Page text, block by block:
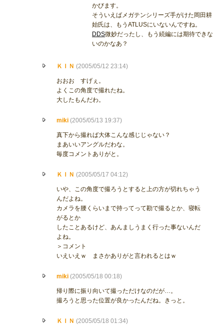
かびます。
そういえばメガテンシリーズ手がけた岡田耕
始氏は、もうATLUSにいないんですね。
DDS微妙だったし、もう続編には期待できな
いのかなあ？
ＫＩＮ (2005/05/12 23:14)
おおお すげぇ。
よくこの角度で撮れたね。
大したもんだわ。
miki (2005/05/13 19:37)
真下から撮れば大体こんな感じじゃない？
まあいいアングルだわな。
毎度コメントありがと。
ＫＩＮ (2005/05/17 04:12)
いや、この角度で撮ろうとすると上の方が切れちゃう
んだよね。
カメラを腰くらいまで持ってって勘で撮るとか、寝転
がるとか
したことあるけど、あんましうまく行った事ないんだ
よね。
＞コメント
いえいえｗ まさかありがと言われるとはｗ
miki (2005/05/18 00:18)
帰り際に振り向いて撮っただけなのだが…。
撮ろうと思った位置が良かったんだね。きっと。
ＫＩＮ (2005/05/18 01:34)